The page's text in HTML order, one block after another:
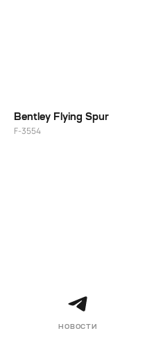
Bentley Flying Spur
F-3554
НОВОСТИ